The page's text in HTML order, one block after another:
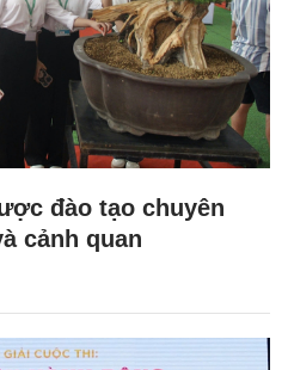
đào tạo chuyên
cảnh quan